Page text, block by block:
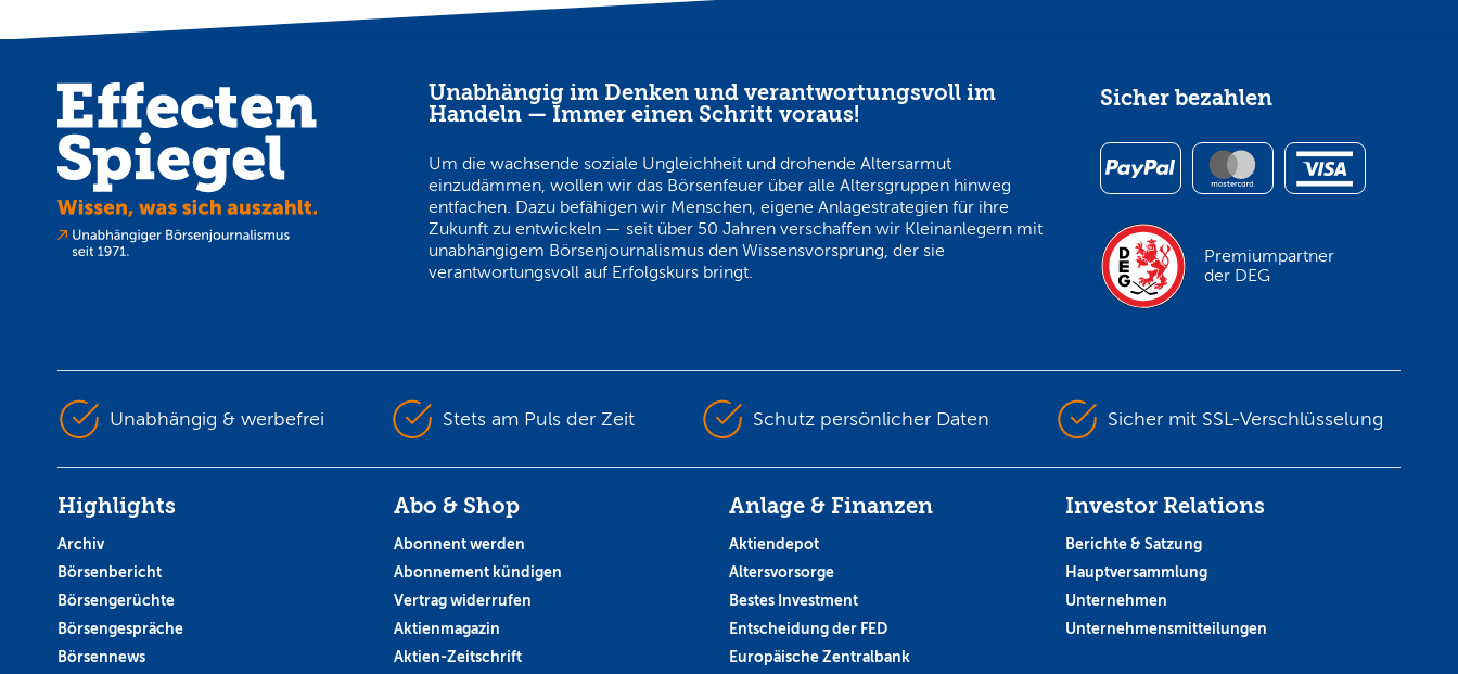
Unabhängig im Denken und verantwortungsvoll im
Handeln — Immer einen Schritt voraus!
Um die wachsende soziale Ungleichheit und drohende Altersarmut
einzudämmen, wollen wir das Börsenfeuer über alle Altersgruppen hinweg
entfachen. Dazu befähigen wir Menschen, eigene Anlagestrategien für ihre
Zukunft zu entwickeln — seit über 50 Jahren verschaffen wir Kleinanlegern mit
unabhängigem Börsenjournalismus den Wissensvorsprung, der sie
verantwortungsvoll auf Erfolgskurs bringt.
Sicher bezahlen
Premiumpartner
der DEG
Unabhängig & werbefrei Stets am Puls der Zeit Schutz persönlicher Daten Sicher mit SSL-Verschlüsselung
Highlights
Archiv
Börsenbericht
Börsengerüchte
Börsengespräche
Börsennews
Abo & Shop
Abonnent werden
Abonnement kündigen
Vertrag widerrufen
Aktienmagazin
Aktien-Zeitschrift
Anlage & Finanzen
Aktiendepot
Altersvorsorge
Bestes Investment
Entscheidung der FED
Europäische Zentralbank
Investor Relations
Berichte & Satzung
Hauptversammlung
Unternehmen
Unternehmensmitteilungen